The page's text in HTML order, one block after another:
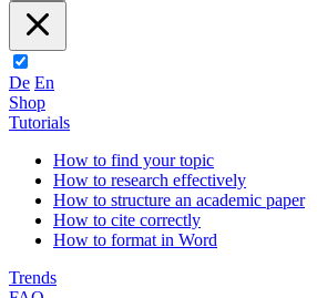
De En
Shop
Tutorials
How to find your topic
How to research effectively
How to structure an academic paper
How to cite correctly
How to format in Word
Trends